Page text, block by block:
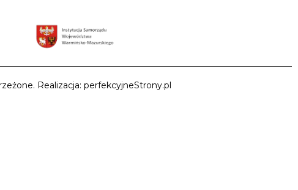
Realizacja: perfekcyjneStrony.pl